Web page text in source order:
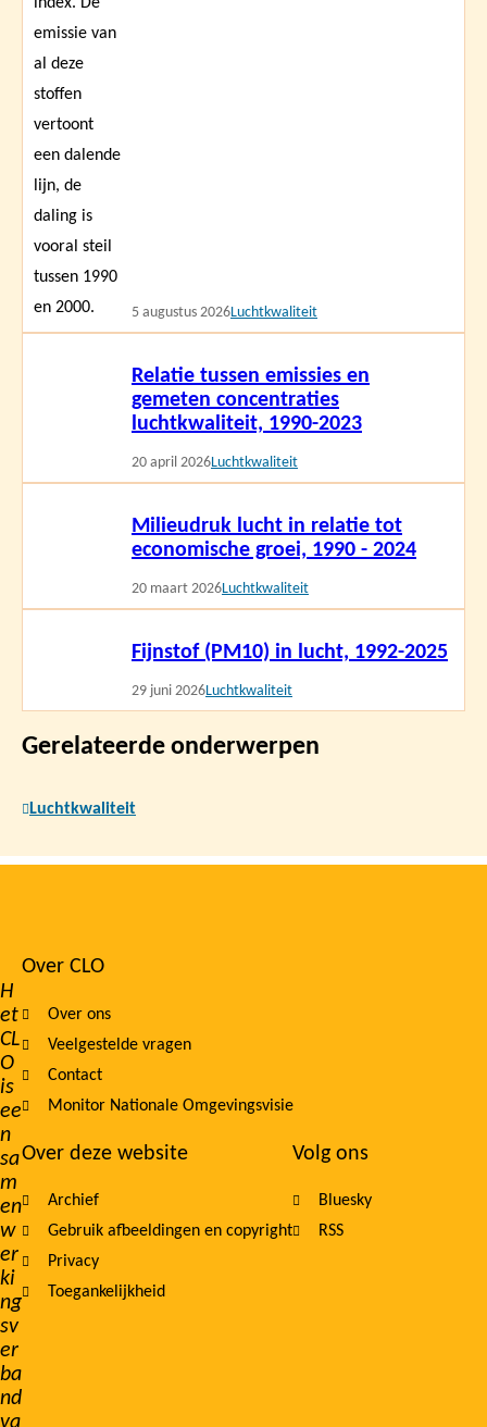
5 augustus 2026Luchtkwaliteit
Relatie tussen emissies en
gemeten concentraties
luchtkwaliteit, 1990-2023
20 april 2026Luchtkwaliteit
Milieudruk lucht in relatie tot
economische groei, 1990 - 2024
20 maart 2026Luchtkwaliteit
Fijnstof (PM10) in lucht, 1992-2025
29 juni 2026Luchtkwaliteit
Gerelateerde onderwerpen
Luchtkwaliteit
H
et
CL
O
is
ee
n
sa
m
en
w
er
ki
ng
sv
er
ba
nd
Footer
navigation
Over CLO
Over ons
Veelgestelde vragen
Contact
Monitor Nationale Omgevingsvisie
Over deze website
Archief
Gebruik afbeeldingen en copyright
Privacy
Toegankelijkheid
Volg ons
Bluesky
RSS